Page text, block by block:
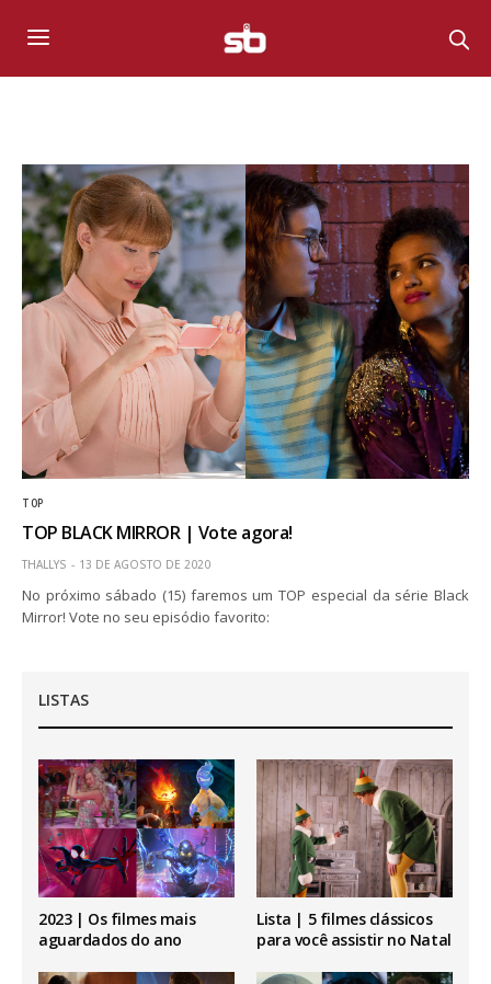
TOP
TOP BLACK MIRROR | Vote agora!
THALLYS 13 DE AGOSTO DE 2020
No próximo sábado (15) faremos um TOP especial da série Black
Mirror! Vote no seu episódio favorito:
LISTAS
2023 | Os filmes mais
aguardados do ano
Lista | 5 filmes clássicos
para você assistir no Natal